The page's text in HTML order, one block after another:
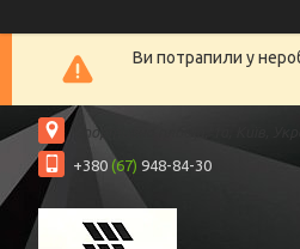
Ви потрапили у
Спортивна площа, 1а, Київ,
+380 (67) 948-84-30